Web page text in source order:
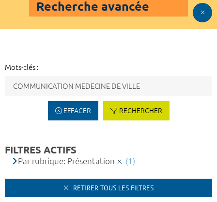
Recherche avancée
Mots-clés :
EFFACER RECHERCHER
FILTRES ACTIFS
Par rubrique: Présentation (1)
RETIRER TOUS LES FILTRES